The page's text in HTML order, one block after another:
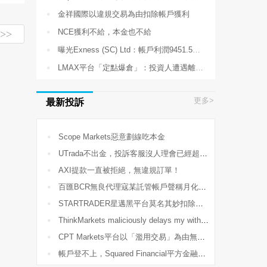
>>
金祥國際以違規交易為由扣除帳戶獲利
NCE獲利不給，本金也不給
曝光Exness (SC) Ltd：帳戶利潤9451.59 USDT長期無法提現
LMAX平台「定點爆倉」：投資人遭遇離奇報價，數百萬資產瞬間歸零
最新投訴 更多>
Scope Markets惡意劃線吃本金
UTrada不出金，投訴客服沒人理會已經超過2個星期了
AXI提款一直被拒絕，無違規訂單！
百匯BCR無良代理寇某託管帳戶聲稱月化30%，導致爆倉58300美金
STARTRADER星邁黑平台莫名其妙扣除我的帳戶獲利
ThinkMarkets maliciously delays my withdrawal!
CPT Markets平台以「濫用交易」為由無故凍結帳戶、非法扣除交易獲利
帳戶登不上，Squared Financial平方金融直接玩失踪